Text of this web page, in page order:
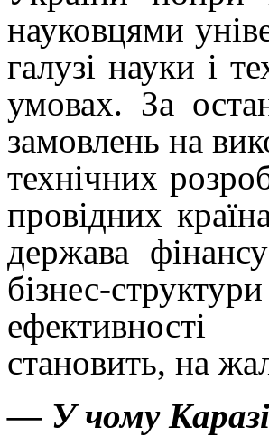
науковцями
галузі науки і
умовах. За
замовлень на
технічних
провідних
держава
бізнес-
становить, на
— У чому